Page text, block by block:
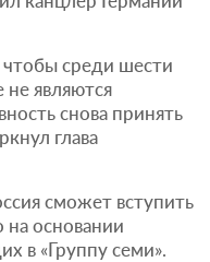
чтобы среди шести
являются
снова принять
глава
сможет вступить
на основании
в «Группу семи».